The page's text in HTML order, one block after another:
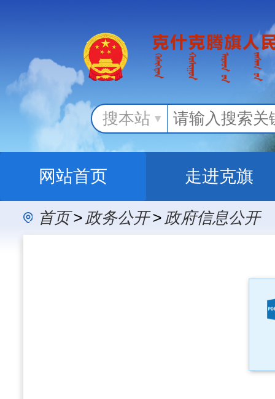
搜本站
网站首页 走进克旗
办事服务 政民
首页 > 政务公开 > 政府信息公开